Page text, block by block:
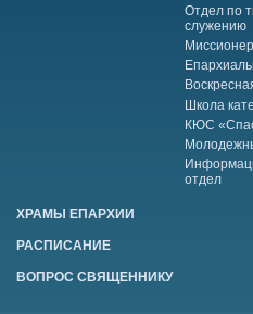
Отдел по
служению
Школа
КЮС
отдел
ХРАМЫ ЕПАРХИИ
РАСПИСАНИЕ
ВОПРОС СВЯЩЕННИКУ